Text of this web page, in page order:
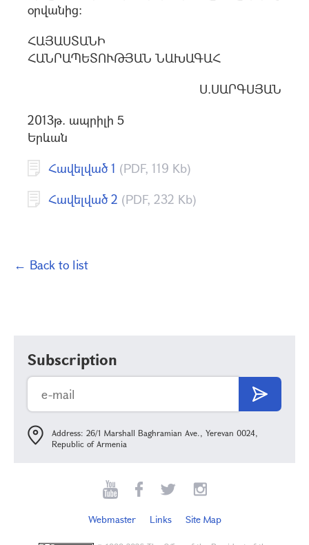
oրվանից:
ՀԱՅԱՍՏԱՆԻ
ՀԱՆՐԱՊԵՏՈՒԹՅԱՆ ՆԱԽԱԳԱՀ
Ս.ՍԱՐԳՍՅԱՆ
2013թ. ապրիլի 5
Երևան
Հավելված 1 (PDF, 119 Kb)
Հավելված 2 (PDF, 232 Kb)
← Back to list
Subscription
Address: 26/1 Marshall Baghramian Ave., Yerevan 0024,
Republic of Armenia
Webmaster Links Site Map